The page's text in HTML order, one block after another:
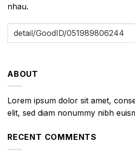
nhau.
ABOUT
Lorem ipsum dolor sit amet,
elit, sed diam nonummy nibh
RECENT COMMENTS